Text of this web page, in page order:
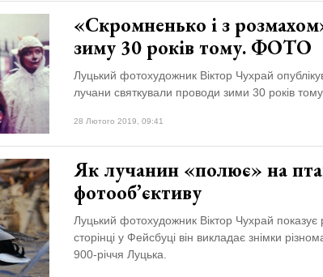
«Скромненько і з
зиму 30 років тому. ФОТО
Луцький фотохудожник Віктор Чухрай
лучани святкували проводи зими 30 років тому.
28 Лютого 2019, 09:41
Як лучанин «полює» на
фотооб’єктиву
Луцький фотохудожник Віктор Чухрай показує
сторінці у Фейсбуці він викладає знімки
900-річчя Луцька.